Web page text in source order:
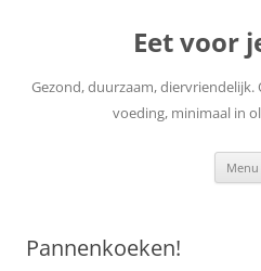
Eet voor
Gezond, duurzaam, diervriendelijk.
voeding, minimaal in
Menu
Pannenkoeken!